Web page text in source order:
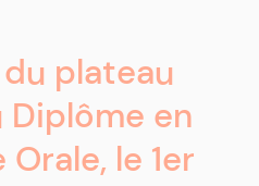
plateau
en
le 1er